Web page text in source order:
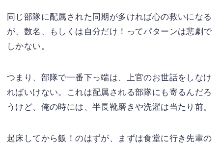
同じ部隊に配属された同期が多ければ心の救いになる
が、数名、もしくは自分だけ！ってパターンは悲劇で
しかない。
つまり、部隊で一番下っ端は、上官のお世話をしなけ
ればいけない。これは配属される部隊にも寄るんだろ
うけど、俺の時には、半長靴磨きや洗濯は当たり前。
起床してから飯！のはずが、まずは食堂に行き先輩の